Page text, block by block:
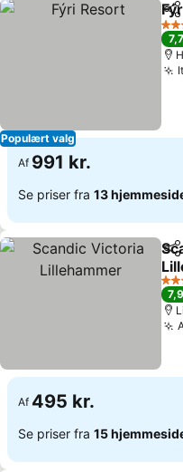
Populært valg
Del
4
7,7
Af 991 kr.
Se priser fra 13
Del
4
7,9
Af 495 kr.
Se priser fra 15